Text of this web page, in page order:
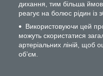
дихання, тим більша
реагує на болюс рідин із
Використовуючи цей
можуть скористатися
артеріальних ліній, щоб
об’єм.